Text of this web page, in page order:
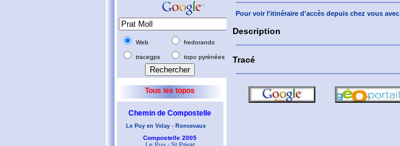
Web fredorando
tracegps topo pyrénées
Tous les topos
Chemin de Compostelle
Le Puy en Velay - Roncevaux
Compostelle 2005
Le Puy - St Privat
Pour voir l'itinéraire d'accès depuis chez vous avec
Description
Tracé